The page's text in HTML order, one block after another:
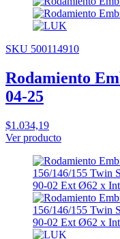
SKU 500114910
Rodamiento
04-25
$1.034,19
Ver producto